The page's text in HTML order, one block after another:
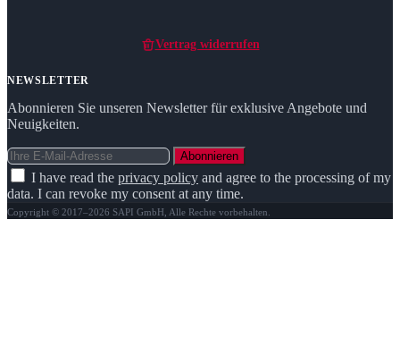
Vertrag widerrufen
NEWSLETTER
Abonnieren Sie unseren Newsletter für exklusive Angebote und
Neuigkeiten.
Abonnieren
I have read the privacy policy and agree to the processing of my
data. I can revoke my consent at any time.
Copyright © 2017–2026 SAPI GmbH, Alle Rechte vorbehalten.